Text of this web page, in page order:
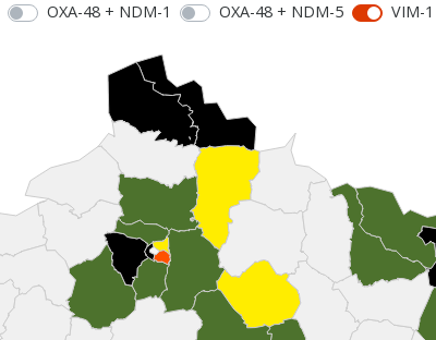
OXA-48 + NDM-1 OXA-48 + NDM-5 VIM-1